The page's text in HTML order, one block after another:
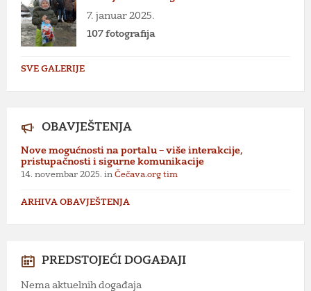
7. januar 2025.
107 fotografija
SVE GALERIJE
OBAVJEŠTENJA
Nove mogućnosti na portalu – više interakcije,
pristupačnosti i sigurne komunikacije
14. novembar 2025. in Čečava.org tim
ARHIVA OBAVJEŠTENJA
PREDSTOJEĆI DOGAĐAJI
Nema aktuelnih događaja